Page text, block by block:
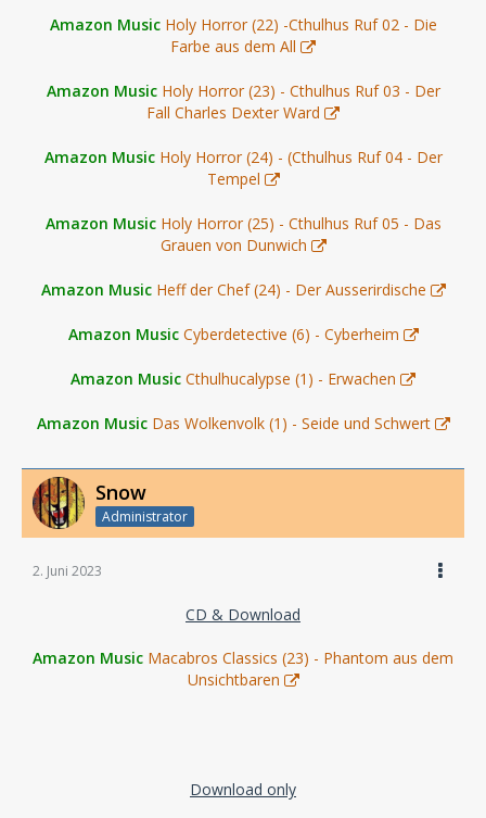
Amazon Music Holy Horror (22) -Cthulhus Ruf 02 - Die
Farbe aus dem All
Amazon Music Holy Horror (23) - Cthulhus Ruf 03 - Der
Fall Charles Dexter Ward
Amazon Music Holy Horror (24) - (Cthulhus Ruf 04 - Der
Tempel
Amazon Music Holy Horror (25) - Cthulhus Ruf 05 - Das
Grauen von Dunwich
Amazon Music Heff der Chef (24) - Der Ausserirdische
Amazon Music Cyberdetective (6) - Cyberheim
Amazon Music Cthulhucalypse (1) - Erwachen
Amazon Music Das Wolkenvolk (1) - Seide und Schwert
Snow
Administrator
2. Juni 2023
CD & Download
Amazon Music Macabros Classics (23) - Phantom aus dem
Unsichtbaren
Download only